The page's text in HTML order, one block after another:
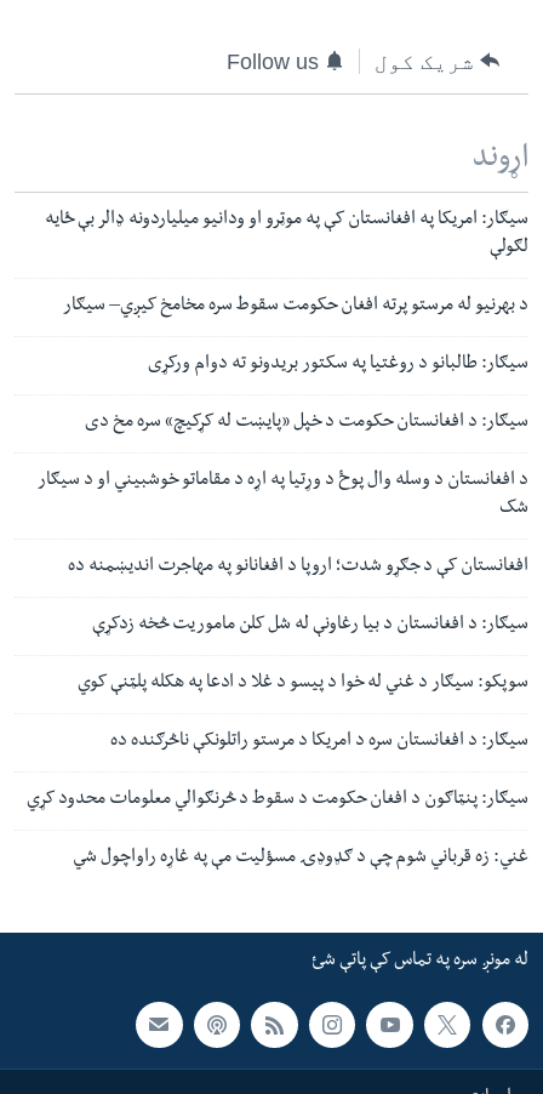
شریک کول Follow us
اړوند
سیګار: امریکا په افغانستان کې په موټرو او ودانیو میلیاردونه ډالر بې ځایه
لګولې
د بهرنیو له مرستو پرته افغان حکومت سقوط سره مخامخ کیږي– سیګار
سیګار: طالبانو د روغتیا په سکتور بریدونو ته دوام ورکړی
سیګار: د افغانستان حکومت د خپل «پایښت له کړکیچ» سره مخ دی
د افغانستان د وسله وال پوځ د وړتیا په اړه د مقاماتو خوشبیني او د سیګار
شک
افغانستان کې د جګړو شدت؛ اروپا د افغانانو په مهاجرت اندیښمنه ده
سیګار: د افغانستان د بیا رغاونې له شل کلن ماموریت څخه زدکړې
سوپکو: سیګار د غني له خوا د پیسو د غلا د ادعا په هکله پلټنې کوي
سیګار: د افغانستان سره د امریکا د مرستو راتلونکې ناڅرګنده ده
سیګار: پنټاګون د افغان حکومت د سقوط د څرنګوالي معلومات محدود کړي
غني: زه قرباني شوم چې د ګډوډۍ مسؤلیت مې په غاړه راواچول شي
له مونږ سره په تماس کې پاتې شئ